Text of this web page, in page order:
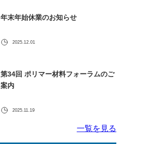
年末年始休業のお知らせ
2025.12.01
第34回 ポリマー材料フォーラムのご
案内
2025.11.19
一覧を見る